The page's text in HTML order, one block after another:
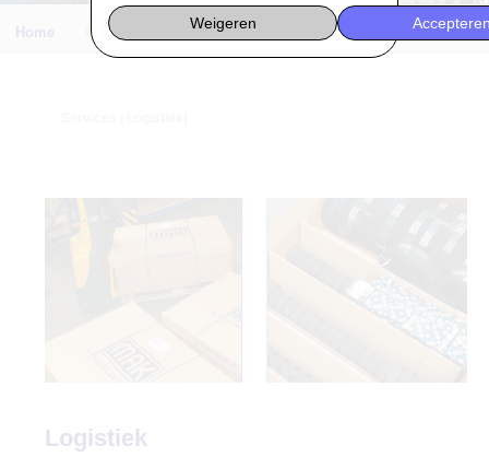
Weigeren
Engineering
Logistiek